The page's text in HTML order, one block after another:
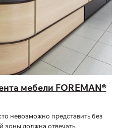
мебели FOREMAN®
невозможно представить без
зоны должна отвечать